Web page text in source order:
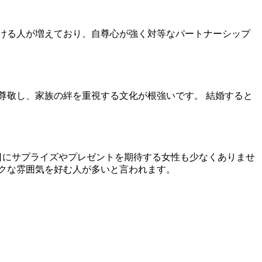
人が増えており、自尊心が強く対等なパートナーシップ
し、家族の絆を重視する文化が根強いです。 結婚すると
サプライズやプレゼントを期待する女性も少なくありませ
雰囲気を好む人が多いと言われます。